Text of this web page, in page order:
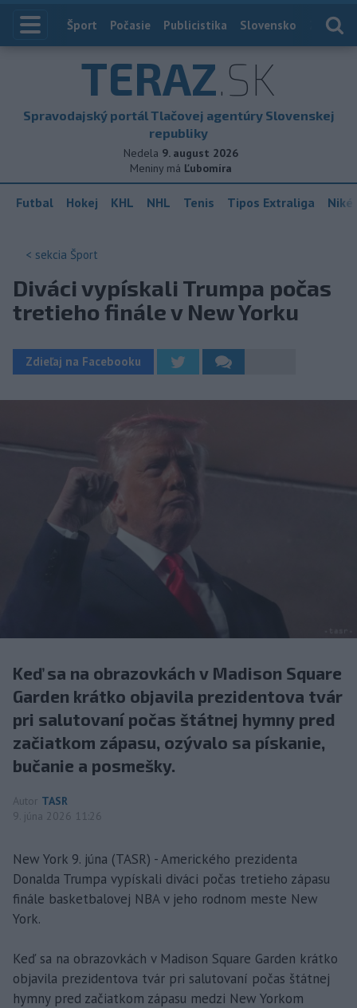
Index
Šport Počasie Publicistika Slovensko
TERAZ.SK
Spravodajský portál Tlačovej agentúry Slovenskej
republiky
Nedela 9. august 2026
Meniny má Ľubomíra
Futbal Hokej KHL NHL Tenis Tipos Extraliga
< sekcia Šport
Diváci vypískali Trumpa počas
tretieho finále v New Yorku
Zdieľaj na Facebooku
Keď sa na obrazovkách v Madison Square
Garden krátko objavila prezidentova tvár
pri salutovaní počas štátnej hymny pred
začiatkom zápasu, ozývalo sa pískanie,
bučanie a posmešky.
Autor TASR
9. júna 2026 11:26
New York 9. júna (TASR) - Amerického prezidenta
Donalda Trumpa vypískali diváci počas tretieho zápasu
finále basketbalovej NBA v jeho rodnom meste New
York.
Keď sa na obrazovkách v Madison Square Garden krátko
objavila prezidentova tvár pri salutovaní počas štátnej
hymny pred začiatkom zápasu medzi New Yorkom